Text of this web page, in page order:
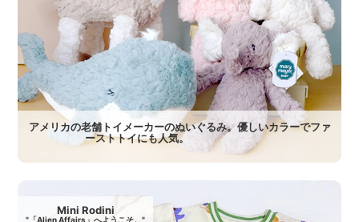
アメリカの老舗トイメーカーのぬいぐるみ。優しいカラーでファ
ーストトイにも人気。
Mini Rodini
"「Alien Affairs」へようこそ。"